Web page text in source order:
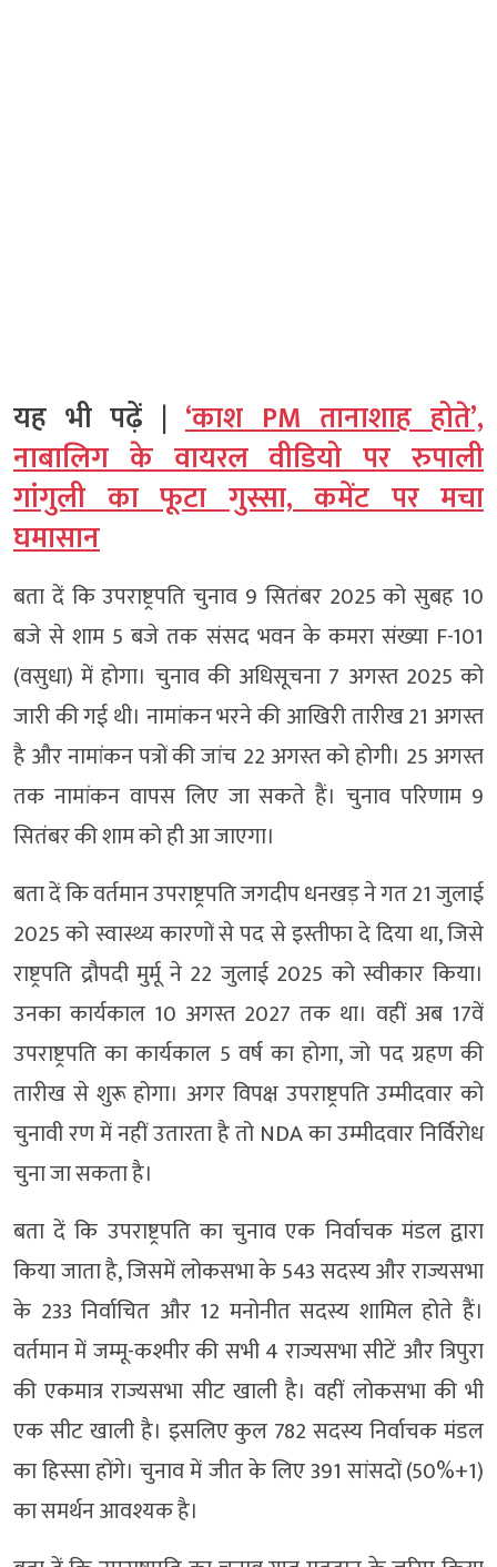
यह भी पढ़ें |‘काश PM तानाशाह होते’,
नाबालिग के वायरल वीडियो पर रुपाली
गांगुली का फूटा गुस्सा, कमेंट पर मचा
घमासान
बता दें कि उपराष्ट्रपति चुनाव 9 सितंबर 2025 को सुबह 10
बजे से शाम 5 बजे तक संसद भवन के कमरा संख्या F-101
(वसुधा) में होगा। चुनाव की अधिसूचना 7 अगस्त 2025 को
जारी की गई थी। नामांकन भरने की आखिरी तारीख 21 अगस्त
है और नामांकन पत्रों की जांच 22 अगस्त को होगी। 25 अगस्त
तक नामांकन वापस लिए जा सकते हैं। चुनाव परिणाम 9
सितंबर की शाम को ही आ जाएगा।
बता दें कि वर्तमान उपराष्ट्रपति जगदीप धनखड़ ने गत 21 जुलाई
2025 को स्वास्थ्य कारणों से पद से इस्तीफा दे दिया था, जिसे
राष्ट्रपति द्रौपदी मुर्मू ने 22 जुलाई 2025 को स्वीकार किया।
उनका कार्यकाल 10 अगस्त 2027 तक था। वहीं अब 17वें
उपराष्ट्रपति का कार्यकाल 5 वर्ष का होगा, जो पद ग्रहण की
तारीख से शुरू होगा। अगर विपक्ष उपराष्ट्रपति उम्मीदवार को
चुनावी रण में नहीं उतारता है तो NDA का उम्मीदवार निर्विरोध
चुना जा सकता है।
बता दें कि उपराष्ट्रपति का चुनाव एक निर्वाचक मंडल द्वारा
किया जाता है, जिसमें लोकसभा के 543 सदस्य और राज्यसभा
के 233 निर्वाचित और 12 मनोनीत सदस्य शामिल होते हैं।
वर्तमान में जम्मू-कश्मीर की सभी 4 राज्यसभा सीटें और त्रिपुरा
की एकमात्र राज्यसभा सीट खाली है। वहीं लोकसभा की भी
एक सीट खाली है। इसलिए कुल 782 सदस्य निर्वाचक मंडल
का हिस्सा होंगे। चुनाव में जीत के लिए 391 सांसदों (50%+1)
का समर्थन आवश्यक है।